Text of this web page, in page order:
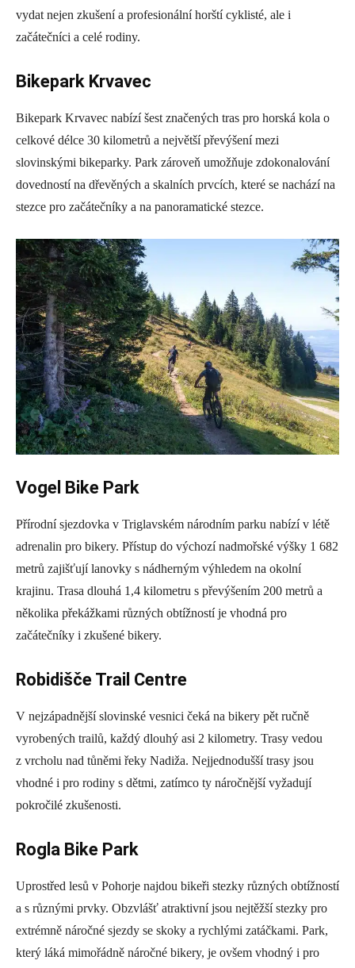
vydat nejen zkušení a profesionální horští cyklisté, ale i
začátečníci a celé rodiny.
Bikepark Krvavec
Bikepark Krvavec nabízí šest značených tras pro horská kola o
celkové délce 30 kilometrů a největší převýšení mezi
slovinskými bikeparky. Park zároveň umožňuje zdokonalování
dovedností na dřevěných a skalních prvcích, které se nachází na
stezce pro začátečníky a na panoramatické stezce.
Vogel Bike Park
Přírodní sjezdovka v Triglavském národním parku nabízí v létě
adrenalin pro bikery. Přístup do výchozí nadmořské výšky 1 682
metrů zajišťují lanovky s nádherným výhledem na okolní
krajinu. Trasa dlouhá 1,4 kilometru s převýšením 200 metrů a
několika překážkami různých obtížností je vhodná pro
začátečníky i zkušené bikery.
Robidišče Trail Centre
V nejzápadnější slovinské vesnici čeká na bikery pět ručně
vyrobených trailů, každý dlouhý asi 2 kilometry. Trasy vedou
z vrcholu nad tůněmi řeky Nadiža. Nejjednodušší trasy jsou
vhodné i pro rodiny s dětmi, zatímco ty náročnější vyžadují
pokročilé zkušenosti.
Rogla Bike Park
Uprostřed lesů v Pohorje najdou bikeři stezky různých obtížností
a s různými prvky. Obzvlášť atraktivní jsou nejtěžší stezky pro
extrémně náročné sjezdy se skoky a rychlými zatáčkami. Park,
který láká mimořádně náročné bikery, je ovšem vhodný i pro